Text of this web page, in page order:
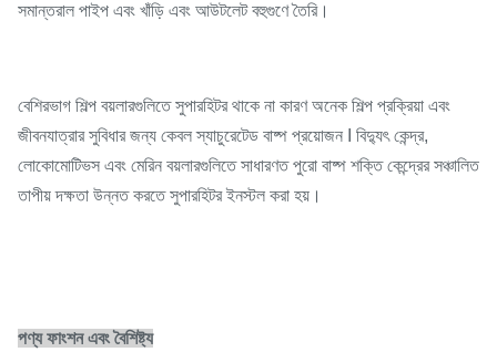
সমান্তরাল পাইপ এবং খাঁড়ি এবং আউটলেট বহুগুণে তৈরি।
বেশিরভাগ শিল্প বয়লারগুলিতে সুপারহিটর থাকে না কারণ অনেক শিল্প প্রক্রিয়া এবং
জীবনযাত্রার সুবিধার জন্য কেবল স্যাচুরেটেড বাষ্প প্রয়োজন I বিদ্যুৎ কেন্দ্র,
লোকোমোটিভস এবং মেরিন বয়লারগুলিতে সাধারণত পুরো বাষ্প শক্তি কেন্দ্রের সঞ্চালিত
তাপীয় দক্ষতা উন্নত করতে সুপারহিটর ইনস্টল করা হয়।
পণ্য ফাংশন এবং বৈশিষ্ট্য